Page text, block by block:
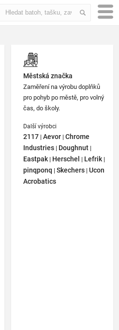
Městská značka
Zaměření na výrobu doplňků
pro pohyb po městě, pro volný
čas, do školy.
Další výrobci
2117 | Aevor | Chrome
Industries | Doughnut |
Eastpak| Herschel | Lefrik|
pinqponq | Skechers | Ucon
Acrobatics